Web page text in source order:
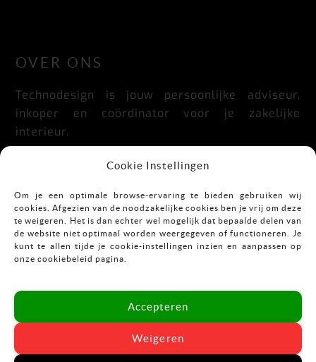
Cookie Instellingen
Om je een optimale browse-ervaring te bieden gebruiken wij
cookies. Afgezien van de noodzakelijke cookies ben je vrij om deze
te weigeren. Het is dan echter wel mogelijk dat bepaalde delen van
de website niet optimaal worden weergegeven of functioneren. Je
kunt te allen tijde je cookie-instellingen inzien en aanpassen op
onze cookiebeleid pagina.
Accepteren
Weigeren
OVER ONS
Technodesign is jouw persoonlijke adviseur,
inkoper en coördinator voor je zakelijke
interieur.
Praktisch, doordacht, stijlvol en flexibel.
CONTACT
Mekkelholtsweg 7
E:info@vastgoedinrichting.nl